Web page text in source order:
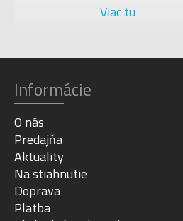
Viac tu
Informácie
O nás
Predajňa
Aktuality
Na stiahnutie
Doprava
Platba